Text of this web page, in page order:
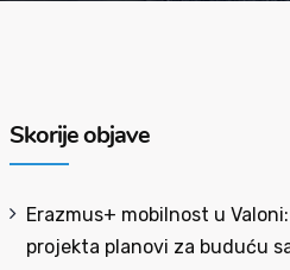
Skorije objave
Erazmus+ mobilnost u
projekta planovi za buduću